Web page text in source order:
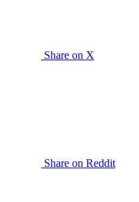
Share on X
Share on Reddit